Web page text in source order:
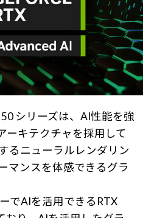
シリーズは、AI性能を強
ーキテクチャを採用して
るニューラルレンダリン
マンスを体感できるグラ
でAIを活用できるRTX